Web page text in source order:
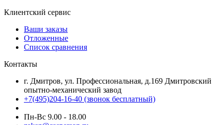
Клиентский сервис
Ваши заказы
Отложенные
Список сравнения
Контакты
г. Дмитров, ул. Профессиональная, д.169 Дмитровский
опытно-механический завод
+7(495)204-16-40 (звонок бесплатный)
Пн-Вс 9.00 - 18.00